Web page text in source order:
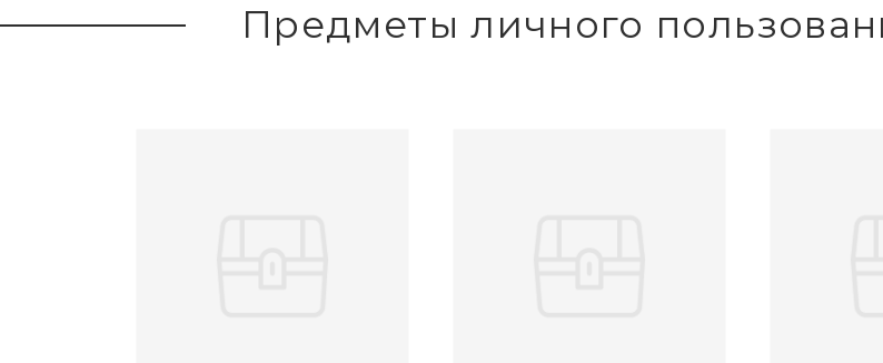
Предметы личного